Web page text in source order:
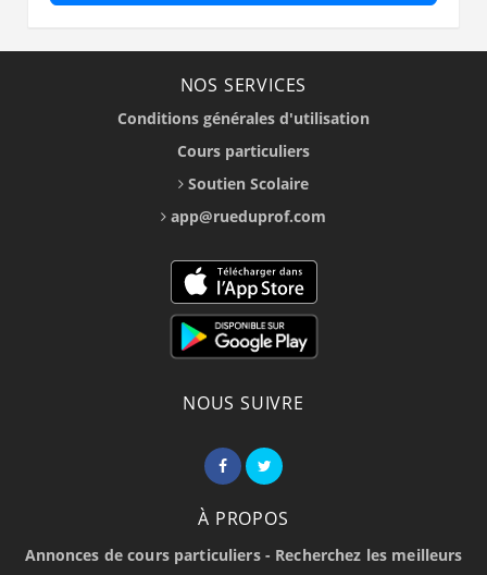
NOS SERVICES
Conditions générales d'utilisation
Cours particuliers
Soutien Scolaire
app@rueduprof.com
NOUS SUIVRE
À PROPOS
Annonces de cours particuliers - Recherchez les meilleurs